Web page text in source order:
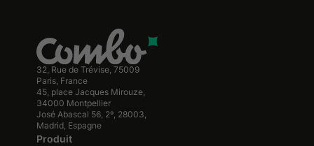
32, Rue de Trévise, 75009
Paris, France
45, place Jacques Mirouze,
34000 Montpellier
José Abascal 56, 2º, 28003,
Madrid, Espagne
Produit